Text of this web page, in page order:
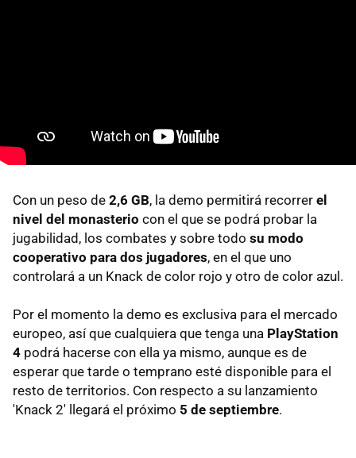
Con un peso de 2,6 GB, la demo permitirá recorrer el
nivel del monasterio con el que se podrá probar la
jugabilidad, los combates y sobre todo su modo
cooperativo para dos jugadores, en el que uno
controlará a un Knack de color rojo y otro de color azul.
Por el momento la demo es exclusiva para el mercado
europeo, así que cualquiera que tenga una PlayStation
4 podrá hacerse con ella ya mismo, aunque es de
esperar que tarde o temprano esté disponible para el
resto de territorios. Con respecto a su lanzamiento
'Knack 2' llegará el próximo 5 de septiembre.